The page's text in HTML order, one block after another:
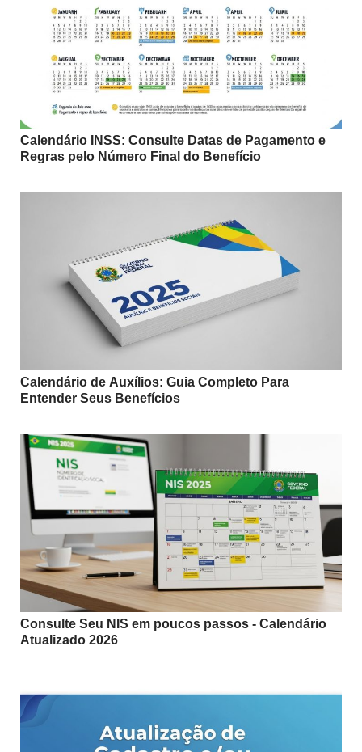
Calendário INSS: Consulte Datas de Pagamento e
Regras pelo Número Final do Benefício
Calendário de Auxílios: Guia Completo Para
Entender Seus Benefícios
Consulte Seu NIS em poucos passos - Calendário
Atualizado 2026